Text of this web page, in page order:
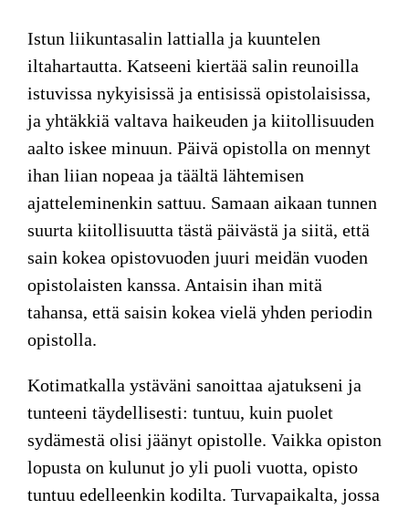
Istun liikuntasalin lattialla ja kuuntelen
iltahartautta. Katseeni kiertää salin reunoilla
istuvissa nykyisissä ja entisissä opistolaisissa,
ja yhtäkkiä valtava haikeuden ja kiitollisuuden
aalto iskee minuun. Päivä opistolla on mennyt
ihan liian nopeaa ja täältä lähtemisen
ajatteleminenkin sattuu. Samaan aikaan tunnen
suurta kiitollisuutta tästä päivästä ja siitä, että
sain kokea opistovuoden juuri meidän vuoden
opistolaisten kanssa. Antaisin ihan mitä
tahansa, että saisin kokea vielä yhden periodin
opistolla.
Kotimatkalla ystäväni sanoittaa ajatukseni ja
tunteeni täydellisesti: tuntuu, kuin puolet
sydämestä olisi jäänyt opistolle. Vaikka opiston
lopusta on kulunut jo yli puoli vuotta, opisto
tuntuu edelleenkin kodilta. Turvapaikalta, jossa